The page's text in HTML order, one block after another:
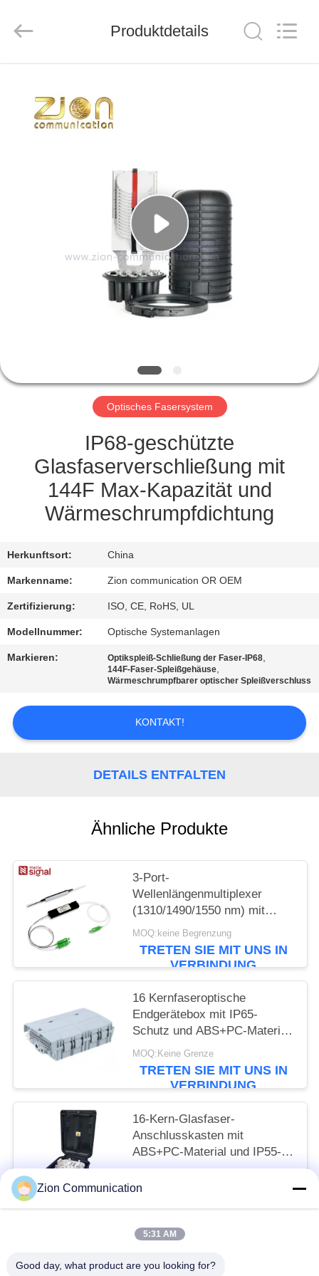
PRODUKTE
AUSFLUG
QUALITÄTSKONTROLLE
SIE
MIT
VERBINDUNG
FORDERN
ZITAT
SITEMAP
POLICY
LTD.
Produktdetails
Optisches Fasersystem
IP68-geschützte
Glasfaserverschließung mit
144F Max-Kapazität und
Wärmeschrumpfdichtung
Herkunftsort: China
Markenname: Zion communication OR OEM
Zertifizierung: ISO, CE, RoHS, UL
Modellnummer: Optische Systemanlagen
Markieren: Optikspleiß-Schließung der Faser-IP68,
144F-Faser-Spleißgehäuse,
Wärmeschrumpfbarer optischer Spleißverschluss
KONTAKT!
DETAILS ENTFALTEN
Ähnliche Produkte
3-Port-
Wellenlängenmultiplexer
(1310/1490/1550 nm) mit
Filter, geringer
Einfügedämpfung, hoher
Kanaltrennung und
Pfad
MOQ:keine Begrenzung
TRETEN SIE MIT UNS IN
VERBINDUNG
16 Kernfaseroptische
Endgerätebox mit IP65-
Schutz und ABS+PC-Material
für sicheres
Fasermanagement
MOQ:Keine Grenze
TRETEN SIE MIT UNS IN
VERBINDUNG
16-Kern-Glasfaser-
Anschlusskasten mit
ABS+PC-Material und IP55-
Schutz für Fttx-Netzwerk
TRETEN SIE MIT UNS IN
VERBINDUNG
Zion Communication
5:31 AM
Good day, what product are you looking for?